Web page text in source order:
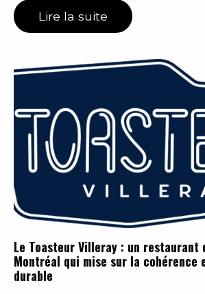
Lire la suite
Le Toasteur Villeray : un restaurant
Montréal qui mise sur la cohérence
durable